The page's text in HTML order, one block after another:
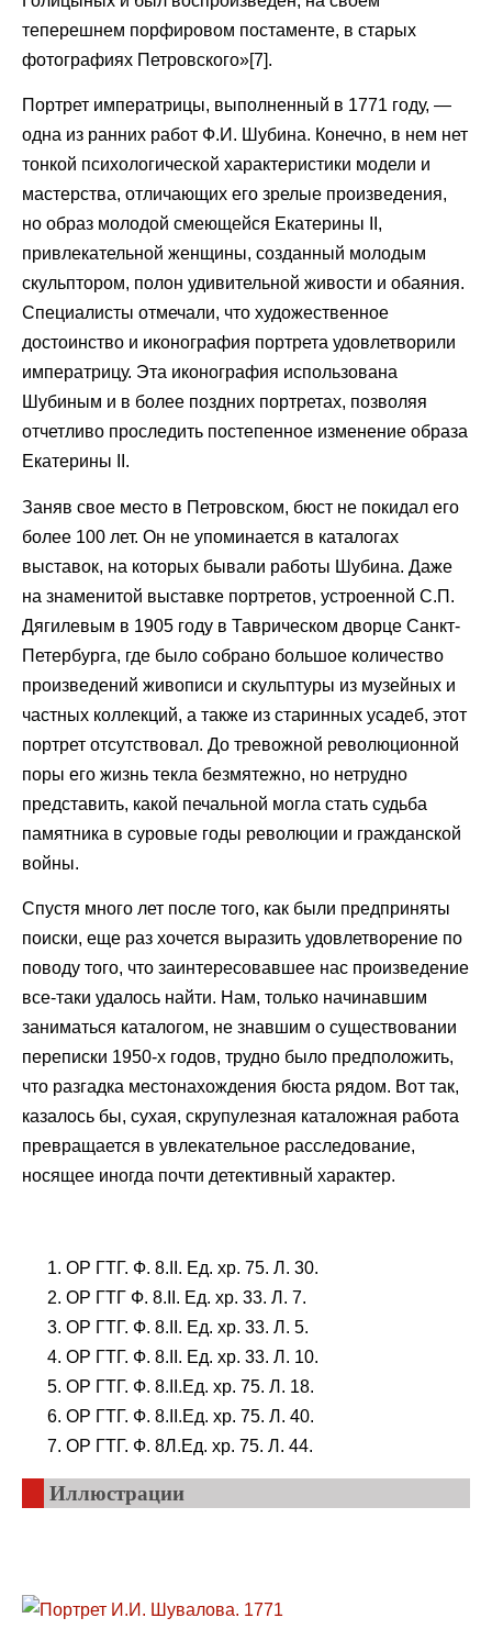
теперешнем порфировом постаменте, в старых
фотографиях Петровского»[7].
Портрет императрицы, выполненный в 1771 году, —
одна из ранних работ Ф.И. Шубина. Конечно, в нем нет
тонкой психологической характеристики модели и
мастерства, отличающих его зрелые произведения,
но образ молодой смеющейся Екатерины II,
привлекательной женщины, созданный молодым
скульптором, полон удивительной живости и обаяния.
Специалисты отмечали, что художественное
достоинство и иконография портрета удовлетворили
императрицу. Эта иконография использована
Шубиным и в более поздних портретах, позволяя
отчетливо проследить постепенное изменение образа
Екатерины II.
Заняв свое место в Петровском, бюст не покидал его
более 100 лет. Он не упоминается в каталогах
выставок, на которых бывали работы Шубина. Даже
на знаменитой выставке портретов, устроенной С.П.
Дягилевым в 1905 году в Таврическом дворце Санкт-
Петербурга, где было собрано большое количество
произведений живописи и скульптуры из музейных и
частных коллекций, а также из старинных усадеб, этот
портрет отсутствовал. До тревожной революционной
поры его жизнь текла безмятежно, но нетрудно
представить, какой печальной могла стать судьба
памятника в суровые годы революции и гражданской
войны.
Спустя много лет после того, как были предприняты
поиски, еще раз хочется выразить удовлетворение по
поводу того, что заинтересовавшее нас произведение
все-таки удалось найти. Нам, только начинавшим
заниматься каталогом, не знавшим о существовании
переписки 1950-х годов, трудно было предположить,
что разгадка местонахождения бюста рядом. Вот так,
казалось бы, сухая, скрупулезная каталожная работа
превращается в увлекательное расследование,
носящее иногда почти детективный характер.
ОР ГТГ. Ф. 8.II. Ед. хр. 75. Л. 30.
ОР ГТГ Ф. 8.II. Ед. хр. 33. Л. 7.
ОР ГТГ. Ф. 8.II. Ед. хр. 33. Л. 5.
ОР ГТГ. Ф. 8.II. Ед. хр. 33. Л. 10.
ОР ГТГ. Ф. 8.II.Ед. хр. 75. Л. 18.
ОР ГТГ. Ф. 8.II.Ед. хр. 75. Л. 40.
ОР ГТГ. Ф. 8Л.Ед. хр. 75. Л. 44.
Иллюстрации